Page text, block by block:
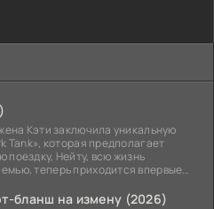
Кэти заключила уникальную
Tank», которая предполагает
поездку, Нейту, всю жизнь
теперь приходится впервые
бланш на измену (2026)